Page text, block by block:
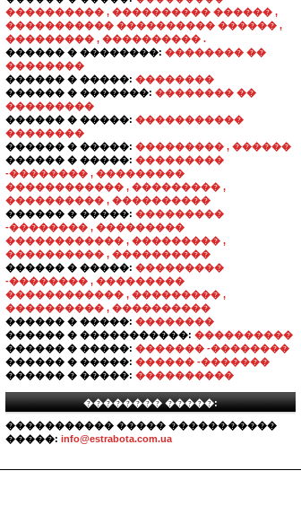
���������� , ���������� ������ ,
����������� ���������� ������ ,
��������� , ���������� .
������ � ��������: �������� ��
��������
������ � �����: ��������
������ � �������: �������� ��
���������
������ � �����: �����������
��������
������ � �����: ��������� , ������
������ � �����: ���������
-�������� , ���������
������������ , ��������� ,
���������� , ����������
������ � �����: ���������
-�������� , ���������
������������ , ��������� ,
���������� , ����������
������ � �����: ���������
-�������� , ���������
������������ , ��������� ,
���������� , ����������
������ � �����: ��������
������ � �����������: ����������
������ � �����: ������� -��������
������ � �����: ������ -�������
������ � �����: ����������
�������� �����:
����������� ����� �����������
�����: info@estrabota.com.ua